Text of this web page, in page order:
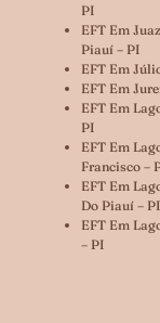
PI
EFT Em
Piauí – PI
EFT Em
EFT Em
EFT Em
PI
EFT Em
Francisco –
EFT Em
Do Piauí – PI
EFT Em
– PI